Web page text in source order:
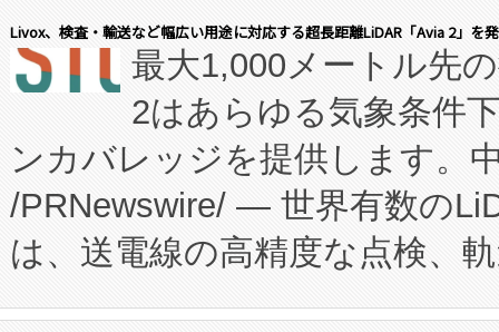
す。FCCM‑を活用した現地生
患者にとっての費用負担を大
のアクセスを大幅に拡大する
Fully-Connected Continuous
プログラムには、施設設計・
に関する技術移転および知的
構造化トレーニングカリキュ
会社エーアイ・アンド：本社
President原信平）と、エンタ
ードするVoltaiqは、日本にあ
ーエネルギー貯蔵システム（
た。 Voltaiq独自のAI搭載プラ
定、統合、導入、運用に至る
安全性を追跡し、確保する事
Livox、検査・輸送など幅広い用途に対応する超長距離LiDAR「Avia 2」を
最大1,000メートル先
2はあらゆる気象条件
ンカバレッジを提供します。
/PRNewswire/ — 世界有数の
は、送電線の高精度な点検、
や穀物倉庫におけるバルク材